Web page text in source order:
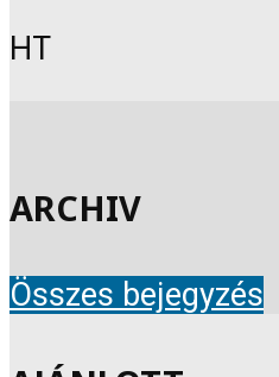
HT
ARCHIV
Összes bejegyzés